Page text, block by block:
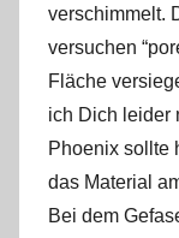
verschimmelt.
versuchen
Fläche
ich Dich leider
Phoenix sollte
das Material
Bei dem